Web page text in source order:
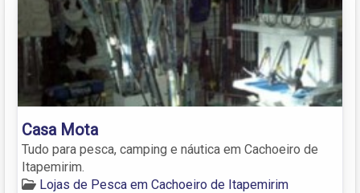
Casa Mota
Tudo para pesca, camping e náutica em Cachoeiro de
Itapemirim.
Lojas de Pesca em Cachoeiro de Itapemirim